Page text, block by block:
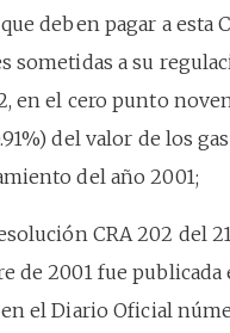
deben pagar a esta
sometidas a su
en el cero punto
del valor de los
del año 2001;
CRA 202 del
de 2001 fue publicada
el Diario Oficial